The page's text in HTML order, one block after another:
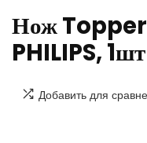
Нож
PHILIPS, 1шт
Добавить для